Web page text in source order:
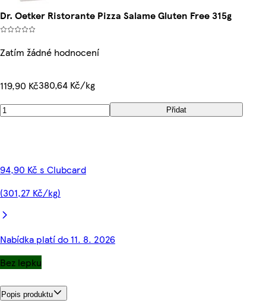
Dr. Oetker Ristorante Pizza Salame Gluten Free 315g
Zatím žádné hodnocení
119,90 Kč380,64 Kč/kg
Přidat
94,90 Kč s Clubcard
(301,27 Kč/kg)
Nabídka platí do 11. 8. 2026
Bez lepku
Popis produktu